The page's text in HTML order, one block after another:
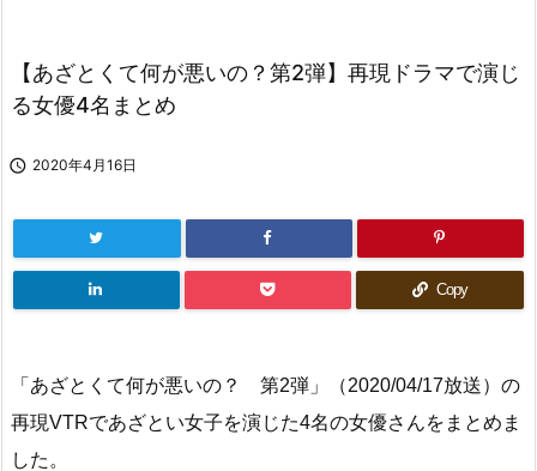
【あざとくて何が悪いの？第2弾】再現ドラマで演じ
る女優4名まとめ
 2020年4月16日
Copy
「あざとくて何が悪いの？ 第2弾」（2020/04/17放送）の
再現VTRであざとい女子を演じた4名の女優さんをまとめま
した。